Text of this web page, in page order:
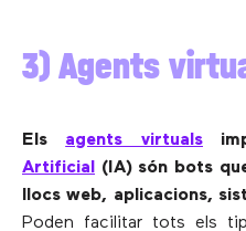
3) Agents
Els agents virtuals
Artificial
(IA) són bots
llocs web, aplicacions,
Poden facilitar tots els